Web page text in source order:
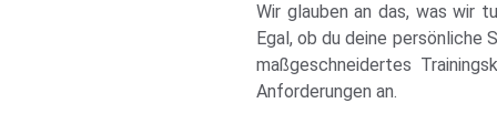
Wir glauben an das, was wir
Egal, ob du deine persönliche
maßgeschneidertes
Anforderungen an.